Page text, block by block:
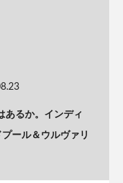
あるか。インディ
ール＆ウルヴァリ